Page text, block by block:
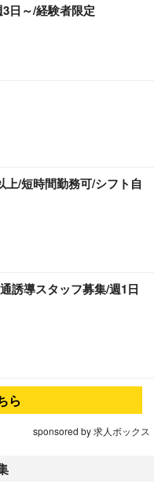
日～/経験者限定
/短時間勤務可/シフト自
誘導スタッフ募集/週1日
ら
sponsored by 求人ボックス